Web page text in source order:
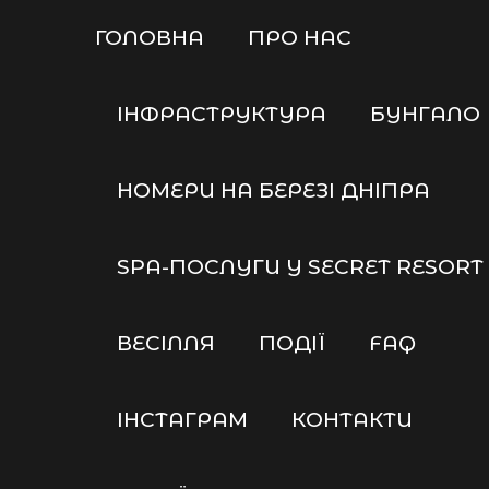
ГОЛОВНА ПРО НАС
ІНФРАСТРУКТУРА БУНГАЛО
НОМЕРИ НА БЕРЕЗІ ДНІПРА
SPA-ПОСЛУГИ У SECRET RESORT
ВЕСІЛЛЯ ПОДІЇ FАQ
ІНСТАГРАМ КОНТАКТИ